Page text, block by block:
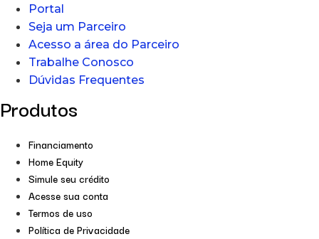
Portal
Seja um Parceiro
Acesso a área do Parceiro
Trabalhe Conosco
Dúvidas Frequentes
Produtos
Financiamento
Home Equity
Simule seu crédito
Acesse sua conta
Termos de uso
Política de Privacidade